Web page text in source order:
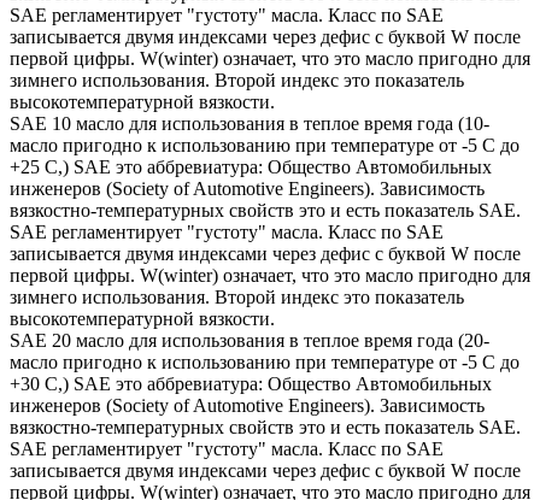
SAE регламентирует "густоту" масла. Класс по SAE
записывается двумя индексами через дефис с буквой W после
первой цифры. W(winter) означает, что это масло пригодно для
зимнего использования. Второй индекс это показатель
высокотемпературной вязкости.
SAE 10 масло для использования в теплое время года (10-
масло пригодно к использованию при температуре от -5 С до
+25 С,) SAE это аббревиатура: Общество Автомобильных
инженеров (Society of Automotive Engineers). Зависимость
вязкостно-температурных свойств это и есть показатель SAE.
SAE регламентирует "густоту" масла. Класс по SAE
записывается двумя индексами через дефис с буквой W после
первой цифры. W(winter) означает, что это масло пригодно для
зимнего использования. Второй индекс это показатель
высокотемпературной вязкости.
SAE 20 масло для использования в теплое время года (20-
масло пригодно к использованию при температуре от -5 С до
+30 С,) SAE это аббревиатура: Общество Автомобильных
инженеров (Society of Automotive Engineers). Зависимость
вязкостно-температурных свойств это и есть показатель SAE.
SAE регламентирует "густоту" масла. Класс по SAE
записывается двумя индексами через дефис с буквой W после
первой цифры. W(winter) означает, что это масло пригодно для